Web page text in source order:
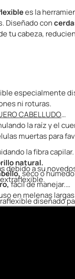
es la
Diseñado con
tu cabeza,
especialmente
ni roturas.
CABELLUDO
la raíz y el
muertas para
debido a su
diseñado
la fibra capilar.
natural.
seco o
fácil de manejar.
en melenas